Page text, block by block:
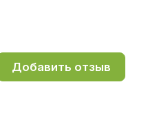
Добавить отзыв